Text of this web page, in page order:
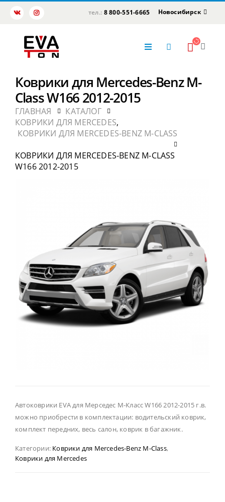
тел.: 8 800-551-6665 Новосибирск
Коврики для Mercedes-Benz M-
Class W166 2012-2015
ГЛАВНАЯ
КАТАЛОГ
КОВРИКИ ДЛЯ MERCEDES,
КОВРИКИ ДЛЯ MERCEDES-BENZ M-CLASS
КОВРИКИ ДЛЯ MERCEDES-BENZ M-CLASS
W166 2012-2015
Автоковрики EVA для Мерседес М-Класс W166 2012-2015 г.в.
можно приобрести в комплектации: водительский коврик,
комплект передних, весь салон, коврик в багажник.
Категории: Коврики для Mercedes-Benz M-Class,
Коврики для Mercedes